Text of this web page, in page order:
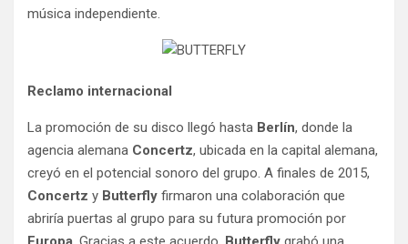
música independiente.
Reclamo internacional
La promoción de su disco llegó hasta Berlín, donde la
agencia alemana Concertz, ubicada en la capital alemana,
creyó en el potencial sonoro del grupo. A finales de 2015,
Concertz y Butterfly firmaron una colaboración que
abriría puertas al grupo para su futura promoción por